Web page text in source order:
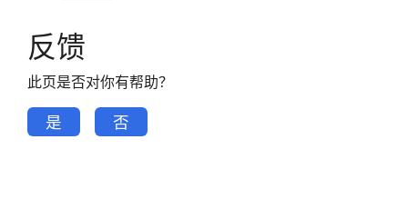
反馈
此页是否对你有帮助？
是 否